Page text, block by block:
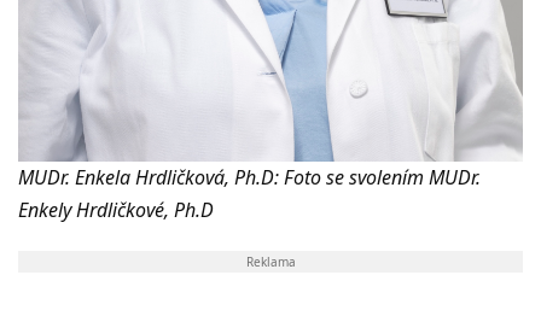
MUDr. Enkela Hrdličková, Ph.D: Foto se svolením MUDr.
Enkely Hrdličkové, Ph.D
Reklama